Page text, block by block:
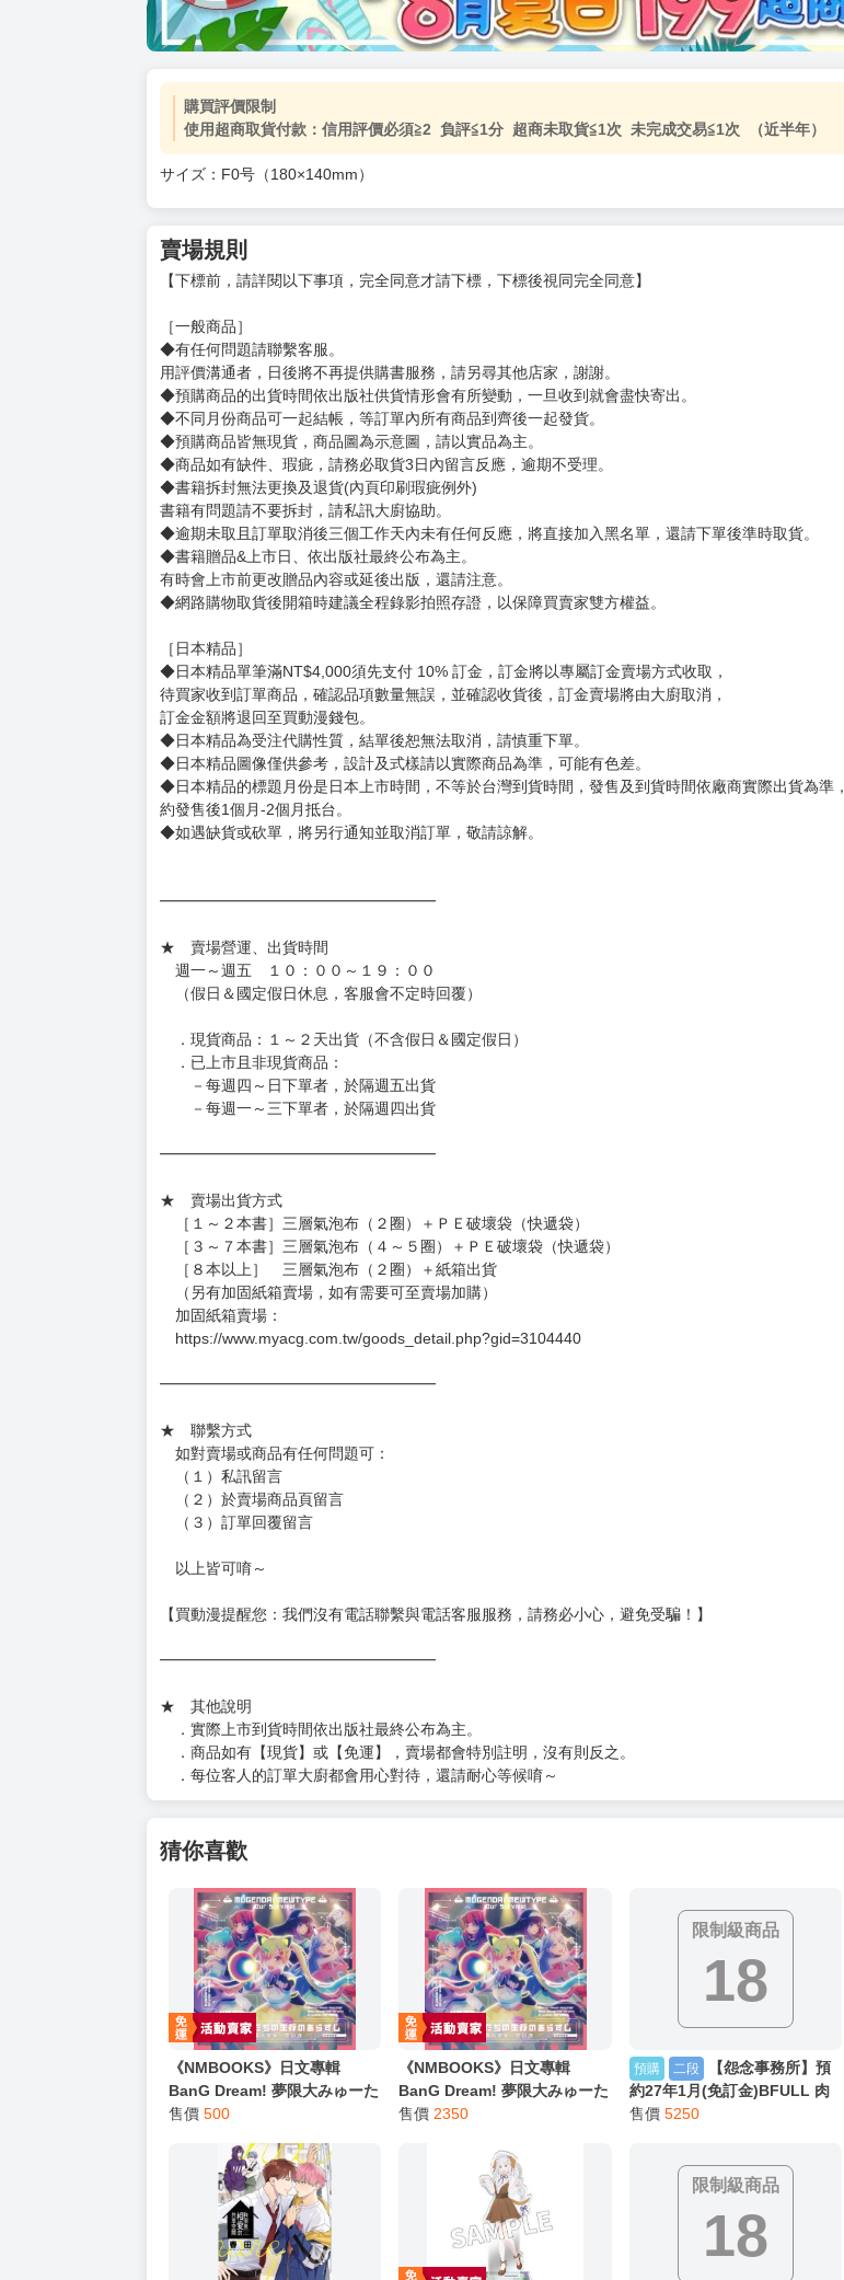
購買評價限制
使用超商取貨付款：信用評價必須≧2 負評≦1分 超商未取貨≦1次 未完成交易≦1次 （近半年）
サイズ：F0号（180×140mm）
賣場規則
【下標前，請詳閱以下事項，完全同意才請下標，下標後視同完全同意】
［一般商品］
◆有任何問題請聯繫客服。
用評價溝通者，日後將不再提供購書服務，請另尋其他店家，謝謝。
◆預購商品的出貨時間依出版社供貨情形會有所變動，一旦收到就會盡快寄出。
◆不同月份商品可一起結帳，等訂單內所有商品到齊後一起發貨。
◆預購商品皆無現貨，商品圖為示意圖，請以實品為主。
◆商品如有缺件、瑕疵，請務必取貨3日內留言反應，逾期不受理。
◆書籍拆封無法更換及退貨(內頁印刷瑕疵例外)
書籍有問題請不要拆封，請私訊大廚協助。
◆逾期未取且訂單取消後三個工作天內未有任何反應，將直接加入黑名單，還請下單後準時取貨。
◆書籍贈品&上市日、依出版社最終公布為主。
有時會上市前更改贈品內容或延後出版，還請注意。
◆網路購物取貨後開箱時建議全程錄影拍照存證，以保障買賣家雙方權益。
［日本精品］
◆日本精品單筆滿NT$4,000須先支付 10% 訂金，訂金將以專屬訂金賣場方式收取，
待買家收到訂單商品，確認品項數量無誤，並確認收貨後，訂金賣場將由大廚取消，
訂金金額將退回至買動漫錢包。
◆日本精品為受注代購性質，結單後恕無法取消，請慎重下單。
◆日本精品圖像僅供參考，設計及式樣請以實際商品為準，可能有色差。
◆日本精品的標題月份是日本上市時間，不等於台灣到貨時間，發售及到貨時間依廠商實際出貨為準，
約發售後1個月-2個月抵台。
◆如遇缺貨或砍單，將另行通知並取消訂單，敬請諒解。
━━━━━━━━━━━━━━━━━━
★ 賣場營運、出貨時間
週一～週五 １０：００～１９：００
（假日＆國定假日休息，客服會不定時回覆）
．現貨商品：１～２天出貨（不含假日＆國定假日）
．已上市且非現貨商品：
－每週四～日下單者，於隔週五出貨
－每週一～三下單者，於隔週四出貨
━━━━━━━━━━━━━━━━━━
★ 賣場出貨方式
［１～２本書］三層氣泡布（２圈）＋ＰＥ破壞袋（快遞袋）
［３～７本書］三層氣泡布（４～５圈）＋ＰＥ破壞袋（快遞袋）
［８本以上］ 三層氣泡布（２圈）＋紙箱出貨
（另有加固紙箱賣場，如有需要可至賣場加購）
加固紙箱賣場：
https://www.myacg.com.tw/goods_detail.php?gid=3104440
━━━━━━━━━━━━━━━━━━
★ 聯繫方式
如對賣場或商品有任何問題可：
（１）私訊留言
（２）於賣場商品頁留言
（３）訂單回覆留言
以上皆可唷～
【買動漫提醒您：我們沒有電話聯繫與電話客服服務，請務必小心，避免受騙！】
━━━━━━━━━━━━━━━━━━
★ 其他說明
．實際上市到貨時間依出版社最終公布為主。
．商品如有【現貨】或【免運】，賣場都會特別註明，沒有則反之。
．每位客人的訂單大廚都會用心對待，還請耐心等候唷～
猜你喜歡
《NMBOOKS》日文專輯
BanG Dream! 夢限大みゅーた
いぷ 5th單曲「これはぼくたち
售價 500
《NMBOOKS》日文專輯
BanG Dream! 夢限大みゅーた
いぷ 5th單曲「これはぼくたち
售價 2350
限制級商品
18
預購 二段
【怨念事務所】預
約27年1月(免訂金)BFULL 肉
感少女 前面座位的調皮女孩 桐
售價 5250
限制級商品
18